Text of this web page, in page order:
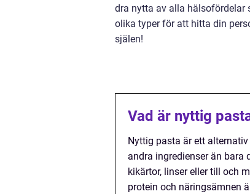
dra nytta av alla hälsofördelar
olika typer för att hitta din
själen!
Vad är nyttig
Nyttig pasta är ett
andra ingredienser än bara
kikärtor, linser eller till och
protein och näringsämnen